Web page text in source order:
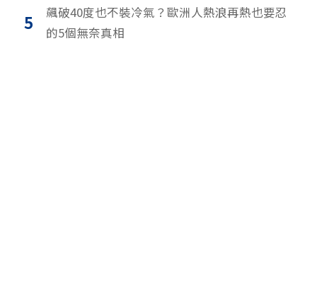
5
飆破40度也不裝冷氣？歐洲人熱浪再熱也要忍
的5個無奈真相